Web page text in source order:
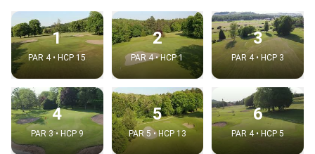
1
PAR 4 • HCP 15
2
PAR 4 • HCP 1
3
PAR 4 • HCP 3
4
PAR 3 • HCP 9
5
PAR 5 • HCP 13
6
PAR 4 • HCP 5